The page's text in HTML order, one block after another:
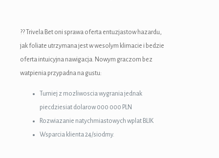
?? Trivela Bet oni sprawa oferta entuzjastow hazardu,
jak foliate utrzymana jest w wesolym klimacie i bedzie
oferta intuicyjna nawigacja. Nowym graczom bez
watpienia przypadna na gustu:
Turniej z mozliwoscia wygrania jednak
piecdziesiat dolarow 000 000 PLN
Rozwiazanie natychmiastowych wplat BLIK
Wsparcia klienta 24/siodmy.